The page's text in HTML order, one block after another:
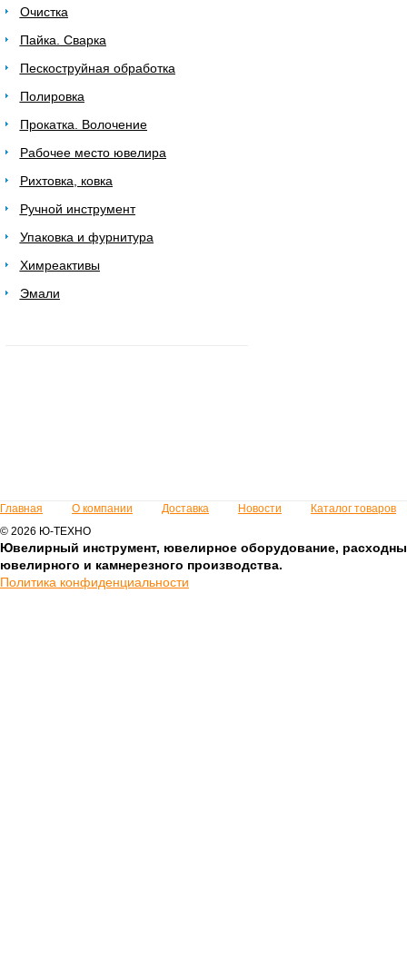
Очистка
Пайка. Сварка
Пескоструйная обработка
Полировка
Прокатка. Волочение
Рабочее место ювелира
Рихтовка, ковка
Ручной инструмент
Упаковка и фурнитура
Химреактивы
Эмали
Главная О компании Доставка Новости
Каталог товаров
© 2026 Ю-ТЕХНО
Ювелирный инструмент, ювелирное оборудование,
ювелирного и камнерезного производства.
Политика конфиденциальности